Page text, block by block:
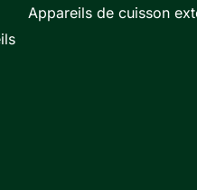
Appareils de cuisson